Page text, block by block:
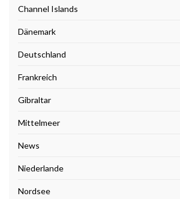
Channel Islands
Dänemark
Deutschland
Frankreich
Gibraltar
Mittelmeer
News
Niederlande
Nordsee